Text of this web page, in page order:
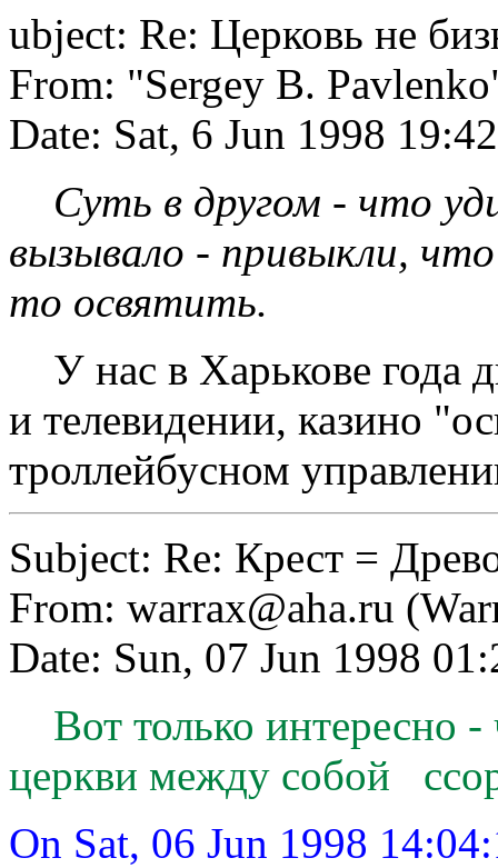
ubject: Re: Церковь не
From: "Sergey B.
Date: Sat, 6 Jun 1998
Суть в другом - что
вызывало - привыкли,
то освятить.
У нас в Харькове года
и телевидении, казино
троллейбусном
Subject: Re: Крест =
From: warrax@aha.ru
Date: Sun, 07 Jun 1998
Вот только интересно -
церкви между собой
On Sat, 06 Jun 1998